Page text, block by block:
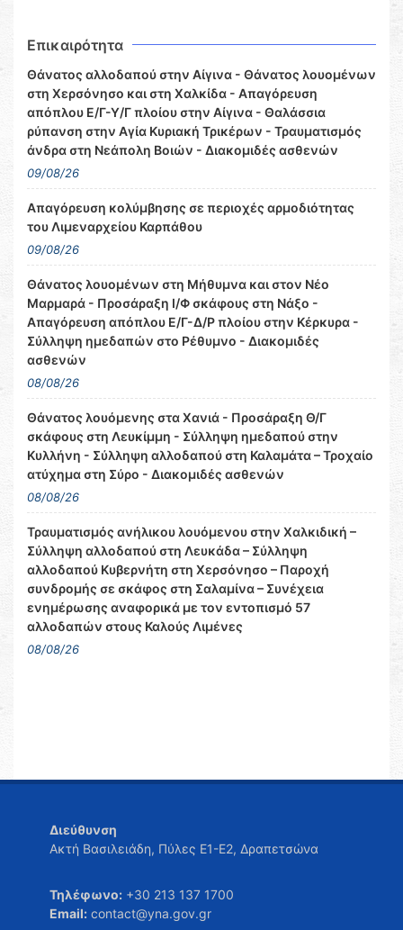
Επικαιρότητα
Θάνατος αλλοδαπού στην Αίγινα - Θάνατος λουομένων
στη Χερσόνησο και στη Χαλκίδα - Απαγόρευση
απόπλου Ε/Γ-Υ/Γ πλοίου στην Αίγινα - Θαλάσσια
ρύπανση στην Αγία Κυριακή Τρικέρων - Τραυματισμός
άνδρα στη Νεάπολη Βοιών - Διακομιδές ασθενών
09/08/26
Απαγόρευση κολύμβησης σε περιοχές αρμοδιότητας
του Λιμεναρχείου Καρπάθου
09/08/26
Θάνατος λουομένων στη Μήθυμνα και στον Νέο
Μαρμαρά - Προσάραξη Ι/Φ σκάφους στη Νάξο -
Απαγόρευση απόπλου Ε/Γ-Δ/Ρ πλοίου στην Κέρκυρα -
Σύλληψη ημεδαπών στο Ρέθυμνο - Διακομιδές
ασθενών
08/08/26
Θάνατος λουόμενης στα Χανιά - Προσάραξη Θ/Γ
σκάφους στη Λευκίμμη - Σύλληψη ημεδαπού στην
Κυλλήνη - Σύλληψη αλλοδαπού στη Καλαμάτα – Τροχαίο
ατύχημα στη Σύρο - Διακομιδές ασθενών
08/08/26
Τραυματισμός ανήλικου λουόμενου στην Χαλκιδική –
Σύλληψη αλλοδαπού στη Λευκάδα – Σύλληψη
αλλοδαπού Κυβερνήτη στη Χερσόνησο – Παροχή
συνδρομής σε σκάφος στη Σαλαμίνα – Συνέχεια
ενημέρωσης αναφορικά με τον εντοπισμό 57
αλλοδαπών στους Καλούς Λιμένες
08/08/26
Διεύθυνση
Ακτή Βασιλειάδη, Πύλες Ε1-Ε2, Δραπετσώνα
Τηλέφωνο: +30 213 137 1700
Email: contact@yna.gov.gr